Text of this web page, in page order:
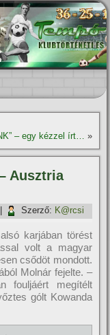
– egy kézzel í­rt… »
Ausztria
Szerző: K@rcsi
karjában törést
volt a magyar
csődöt mondott.
Molnár fejelte. –
fouljáért megí­télt
gólt Kowanda